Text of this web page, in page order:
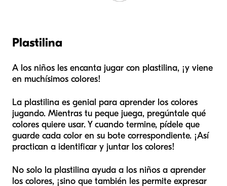
Plastilina
A los niños les encanta jugar con plastilina, ¡y viene
en muchísimos colores!
La plastilina es genial para aprender los colores
jugando. Mientras tu peque juega, pregúntale qué
colores quiere usar. Y cuando termine, pídele que
guarde cada color en su bote correspondiente. ¡Así
practican a identificar y juntar los colores!
No solo la plastilina ayuda a los niños a aprender
los colores, ¡sino que también les permite expresar